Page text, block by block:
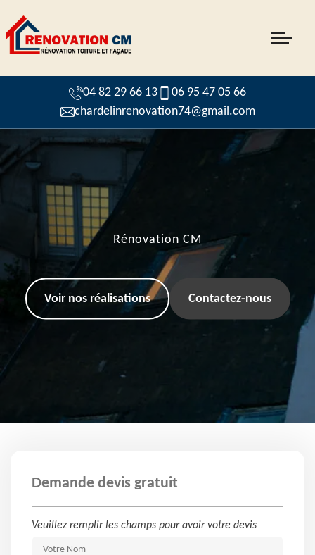
04 82 29 66 13
06 95 47 05 66
chardelinrenovation74@gmail.com
Rénovation CM
Voir nos réalisations Contactez-nous
Demande devis gratuit
Veuillez remplir les champs pour avoir votre devis